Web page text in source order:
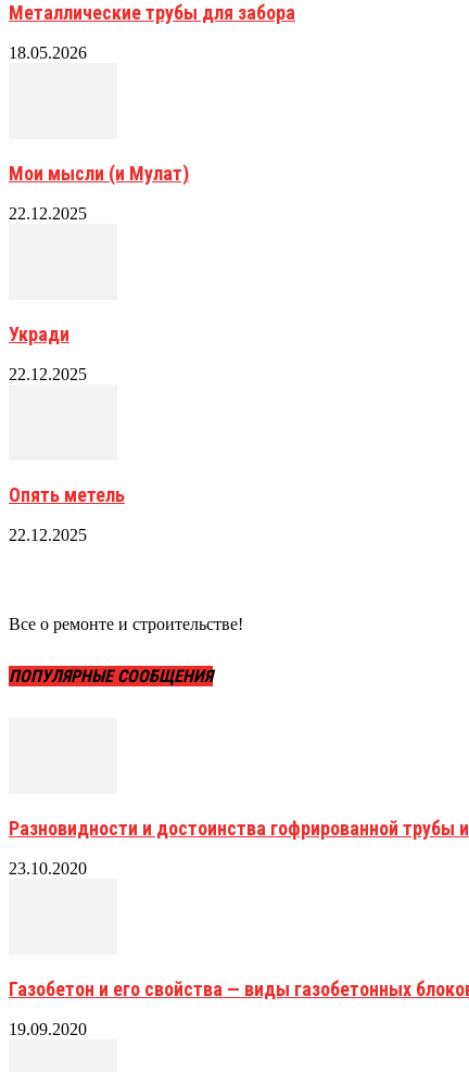
Металлические трубы для забора
18.05.2026
Мои мысли (и Мулат)
22.12.2025
Укради
22.12.2025
Опять метель
22.12.2025
Все о ремонте и строительстве!
ПОПУЛЯРНЫЕ СООБЩЕНИЯ
Разновидности и достоинства гофрированной
23.10.2020
Газобетон и его свойства — виды газобетонных
19.09.2020